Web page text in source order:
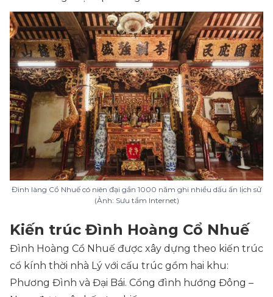
Đình làng Cổ Nhuế có niên đại gần 1000 năm ghi nhiều dấu ấn lịch sử
(Ảnh: Sưu tầm Internet)
Kiến trúc Đình Hoàng Cổ Nhuế
Đình Hoàng Cổ Nhuế được xây dựng theo kiến trúc
cổ kính thời nhà Lý với cấu trúc gồm hai khu:
Phương Đình và Đại Bái. Cổng đình hướng Đông –